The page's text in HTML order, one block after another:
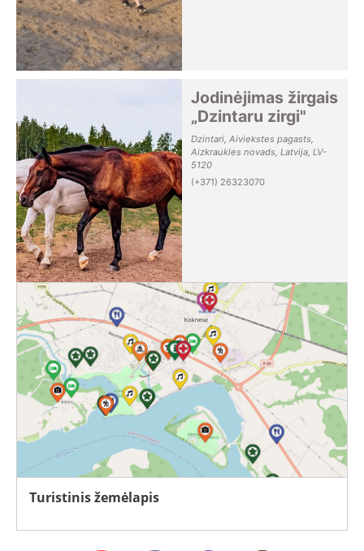
Jodinėjimas žirgais
„Dzintaru zirgi"
Dzintari, Aiviekstes pagasts,
Aizkraukles novads, Latvija, LV-
5120
(+371) 26323070
Turistinis žemėlapis